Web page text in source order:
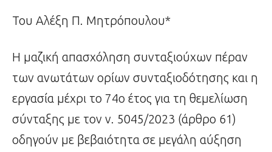
Του Αλέξη Π. Μητρόπουλου*
Η μαζική απασχόληση συνταξιούχων πέραν
των ανωτάτων ορίων συνταξιοδότησης και η
εργασία μέχρι το 74ο έτος για τη θεμελίωση
σύνταξης με τον ν. 5045/2023 (άρθρο 61)
οδηγούν με βεβαιότητα σε μεγάλη αύξηση